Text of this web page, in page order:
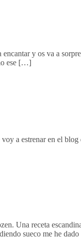
y os va a
ese […]
a estrenar en el
Una receta
sueco me he